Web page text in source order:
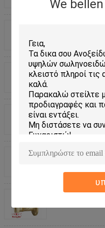
We
Μαύρος
νερού 1/2
που
Κανονικά
βαλβίδες
ουσία νερού
Φλάντζα
σωληνοειδών
Κανονικά
για την